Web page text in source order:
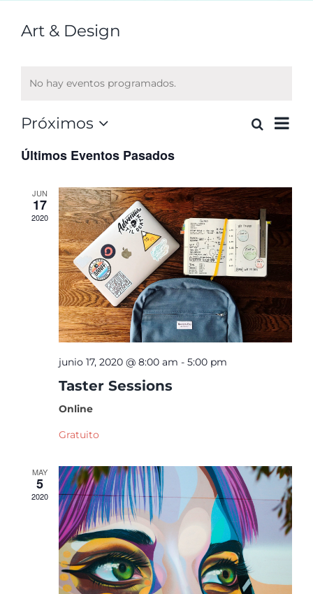
Art & Design
No hay eventos programados.
y
Buscar
de
Lista
Próximos
la
Últimos Eventos Pasados
JUN
17
2020
junio 17, 2020 @ 8:00 am - 5:00 pm
Taster Sessions
Online
Gratuito
MAY
5
2020